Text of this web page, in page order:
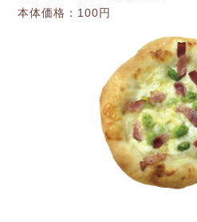
本体価格：100円